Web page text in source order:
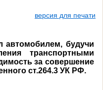
версия для печати
автомобилем, будучи
транспортными
за совершение
ст.264.3 УК РФ.